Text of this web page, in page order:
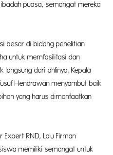
puasa, semangat mereka
besar di bidang penelitian
untuk memfasilitasi dan
dari ahlinya. Kepala
Hendrawan menyambut baik
yang harus dimanfaatkan
Expert RND, Lalu Firman
memiliki semangat untuk